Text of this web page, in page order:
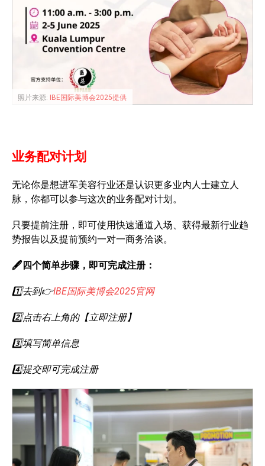
照片来源: IBE国际美博会2025提供
业务配对计划
无论你是想进军美容行业还是认识更多业内人士建立人
脉，你都可以参与这次的业务配对计划。
只要提前注册，即可使用快速通道入场、获得最新行业趋
势报告以及提前预约一对一商务洽谈。
🖋️四个简单步骤，即可完成注册：
1️⃣去到👉IBE国际美博会2025官网
2️⃣点击右上角的【立即注册】
3️⃣填写简单信息
4️⃣提交即可完成注册